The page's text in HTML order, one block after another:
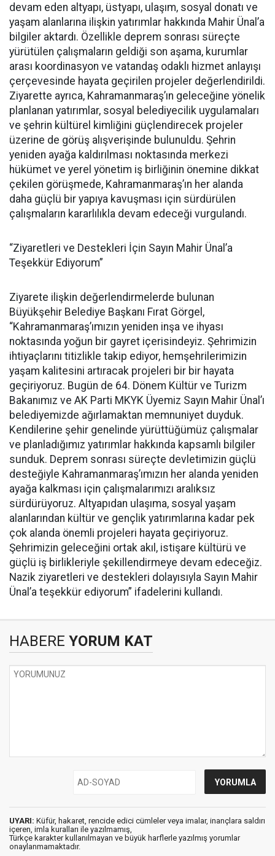
devam eden altyapı, üstyapı, ulaşım, sosyal donatı ve
yaşam alanlarına ilişkin yatırımlar hakkında Mahir Ünal’a
bilgiler aktardı. Özellikle deprem sonrası süreçte
yürütülen çalışmaların geldiği son aşama, kurumlar
arası koordinasyon ve vatandaş odaklı hizmet anlayışı
çerçevesinde hayata geçirilen projeler değerlendirildi.
Ziyarette ayrıca, Kahramanmaraş’ın geleceğine yönelik
planlanan yatırımlar, sosyal belediyecilik uygulamaları
ve şehrin kültürel kimliğini güçlendirecek projeler
üzerine de görüş alışverişinde bulunuldu. Şehrin
yeniden ayağa kaldırılması noktasında merkezi
hükümet ve yerel yönetim iş birliğinin önemine dikkat
çekilen görüşmede, Kahramanmaraş’ın her alanda
daha güçlü bir yapıya kavuşması için sürdürülen
çalışmaların kararlılıkla devam edeceği vurgulandı.
“Ziyaretleri ve Destekleri İçin Sayın Mahir Ünal’a
Teşekkür Ediyorum”
Ziyarete ilişkin değerlendirmelerde bulunan
Büyükşehir Belediye Başkanı Fırat Görgel,
“Kahramanmaraş’ımızın yeniden inşa ve ihyası
noktasında yoğun bir gayret içerisindeyiz. Şehrimizin
ihtiyaçlarını titizlikle takip ediyor, hemşehrilerimizin
yaşam kalitesini artıracak projeleri bir bir hayata
geçiriyoruz. Bugün de 64. Dönem Kültür ve Turizm
Bakanımız ve AK Parti MKYK Üyemiz Sayın Mahir Ünal’ı
belediyemizde ağırlamaktan memnuniyet duyduk.
Kendilerine şehir genelinde yürüttüğümüz çalışmalar
ve planladığımız yatırımlar hakkında kapsamlı bilgiler
sunduk. Deprem sonrası süreçte devletimizin güçlü
desteğiyle Kahramanmaraş’ımızın her alanda yeniden
ayağa kalkması için çalışmalarımızı aralıksız
sürdürüyoruz. Altyapıdan ulaşıma, sosyal yaşam
alanlarından kültür ve gençlik yatırımlarına kadar pek
çok alanda önemli projeleri hayata geçiriyoruz.
Şehrimizin geleceğini ortak akıl, istişare kültürü ve
güçlü iş birlikleriyle şekillendirmeye devam edeceğiz.
Nazik ziyaretleri ve destekleri dolayısıyla Sayın Mahir
Ünal’a teşekkür ediyorum” ifadelerini kullandı.
HABERE YORUM KAT
UYARI: Küfür, hakaret, rencide edici cümleler veya imalar, inançlara saldırı
içeren, imla kuralları ile yazılmamış,
Türkçe karakter kullanılmayan ve büyük harflerle yazılmış yorumlar
onaylanmamaktadır.